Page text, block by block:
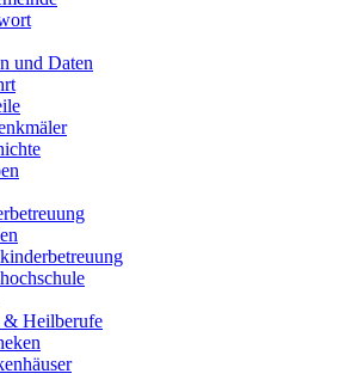
und Daten
& Heilberufe